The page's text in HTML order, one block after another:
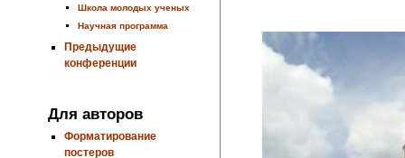
Школа молодых ученых
Научная программа
Предыдущие
конференции
Для авторов
Форматирование
постеров